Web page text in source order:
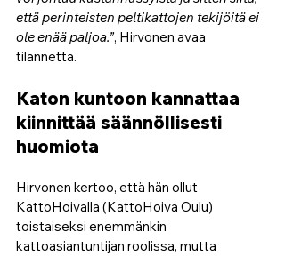
että perinteisten peltikattojen tekijöitä ei
ole enää paljoa.”, Hirvonen avaa
tilannetta.
Katon kuntoon kannattaa
kiinnittää säännöllisesti
huomiota
Hirvonen kertoo, että hän ollut
KattoHoivalla (KattoHoiva Oulu)
toistaiseksi enemmänkin
kattoasiantuntijan roolissa, mutta